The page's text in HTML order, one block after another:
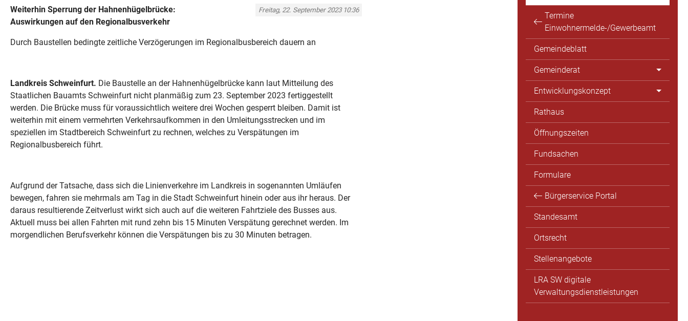
Freitag, 22. September 2023 10:36
Weiterhin Sperrung der Hahnenhügelbrücke:
Auswirkungen auf den Regionalbusverkehr
Durch Baustellen bedingte zeitliche Verzögerungen im Regionalbusbereich dauern an
Landkreis Schweinfurt. Die Baustelle an der Hahnenhügelbrücke kann laut Mitteilung des
Staatlichen Bauamts Schweinfurt nicht planmäßig zum 23. September 2023 fertiggestellt
werden. Die Brücke muss für voraussichtlich weitere drei Wochen gesperrt bleiben. Damit ist
weiterhin mit einem vermehrten Verkehrsaufkommen in den Umleitungsstrecken und im
speziellen im Stadtbereich Schweinfurt zu rechnen, welches zu Verspätungen im
Regionalbusbereich führt.
Aufgrund der Tatsache, dass sich die Linienverkehre im Landkreis in sogenannten Umläufen
bewegen, fahren sie mehrmals am Tag in die Stadt Schweinfurt hinein oder aus ihr heraus. Der
daraus resultierende Zeitverlust wirkt sich auch auf die weiteren Fahrtziele des Busses aus.
Aktuell muss bei allen Fahrten mit rund zehn bis 15 Minuten Verspätung gerechnet werden. Im
morgendlichen Berufsverkehr können die Verspätungen bis zu 30 Minuten betragen.
Termine
Einwohnermelde-/Gewerbeamt
Gemeindeblatt
Gemeinderat
Entwicklungskonzept
Rathaus
Öffnungszeiten
Fundsachen
Formulare
Bürgerservice Portal
Standesamt
Ortsrecht
Stellenangebote
LRA SW digitale
Verwaltungsdienstleistungen